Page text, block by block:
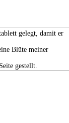
gelegt, damit er
Blüte meiner
gestellt.